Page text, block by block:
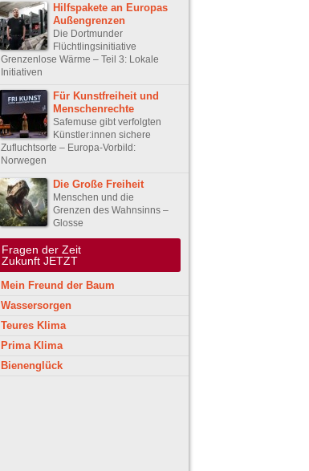
Hilfspakete an Europas
Außengrenzen
Die Dortmunder
Flüchtlingsinitiative
Grenzenlose Wärme – Teil 3: Lokale
Initiativen
Für Kunstfreiheit und
Menschenrechte
Safemuse gibt verfolgten
Künstler:innen sichere
Zufluchtsorte – Europa-Vorbild:
Norwegen
Die Große Freiheit
Menschen und die
Grenzen des Wahnsinns –
Glosse
Fragen der Zeit
Zukunft JETZT
Mein Freund der Baum
Wassersorgen
Teures Klima
Prima Klima
Bienenglück